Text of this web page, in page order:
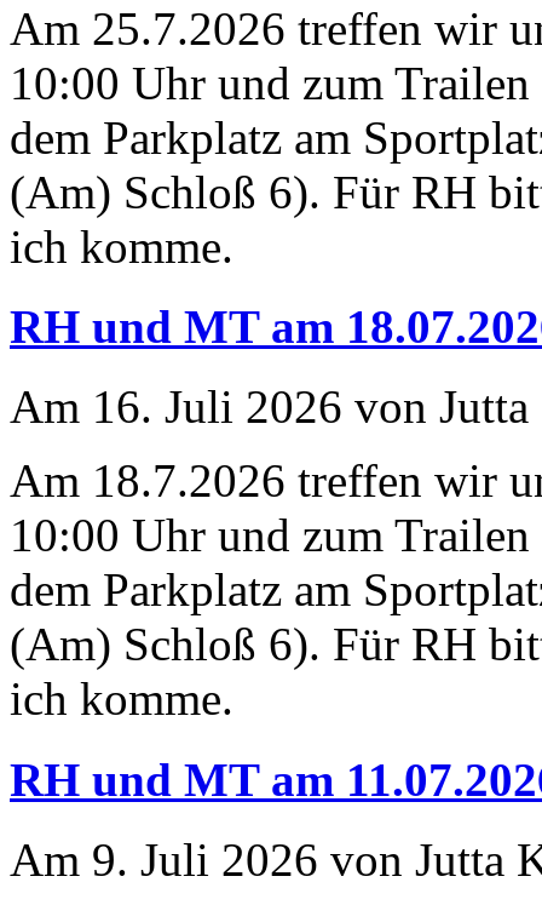
Am 25.7.2026 treffen wir
10:00 Uhr und zum
dem Parkplatz am
(Am) Schloß 6). Für RH
ich komme.
RH und MT am
Am 16. Juli 2026 von
Am 18.7.2026 treffen wir
10:00 Uhr und zum
dem Parkplatz am
(Am) Schloß 6). Für RH
ich komme.
RH und MT am
Am 9. Juli 2026 von Jutta